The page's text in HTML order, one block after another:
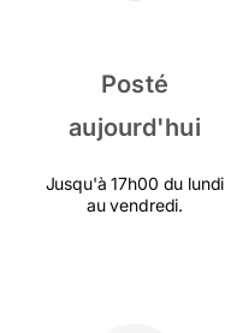
Posté
aujourd'hui
Jusqu'à 17h00 du lundi
au vendredi.